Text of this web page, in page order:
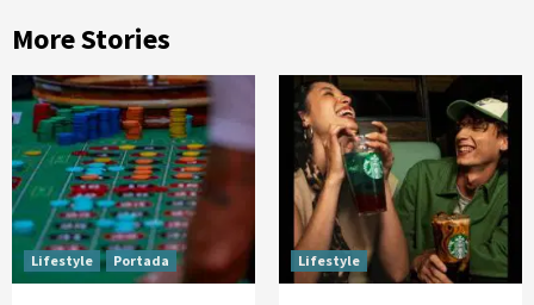
More Stories
Lifestyle Portada Lifestyle